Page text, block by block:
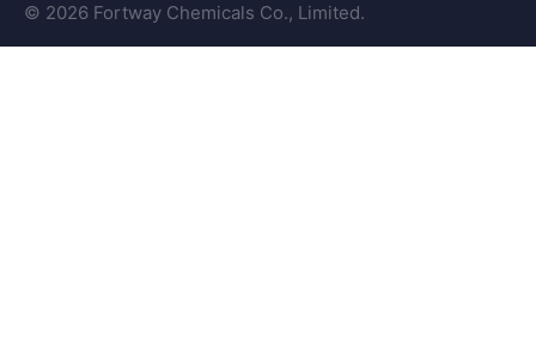
© 2026 Fortway Chemicals Co., Limited.